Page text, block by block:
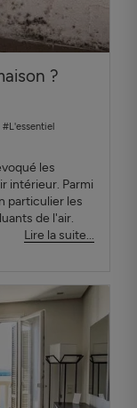
?
#L'essentiel
les
intérieur. Parmi
particulier les
de l'air.
Lire la suite...